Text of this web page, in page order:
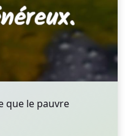
que le pauvre